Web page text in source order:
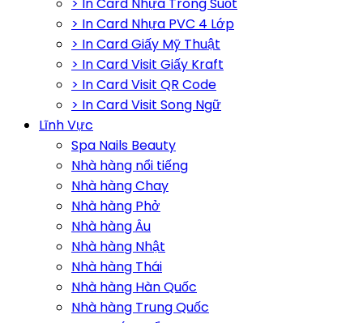
> In Card Nhựa Trong Suốt
> In Card Nhựa PVC 4 Lớp
> In Card Giấy Mỹ Thuật
> In Card Visit Giấy Kraft
> In Card Visit QR Code
> In Card Visit Song Ngữ
Lĩnh Vực
Spa Nails Beauty
Nhà hàng nổi tiếng
Nhà hàng Chay
Nhà hàng Phở
Nhà hàng Âu
Nhà hàng Nhật
Nhà hàng Thái
Nhà hàng Hàn Quốc
Nhà hàng Trung Quốc